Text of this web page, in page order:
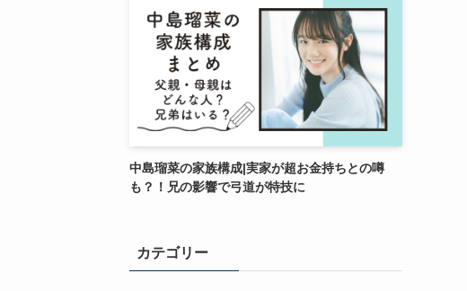
中島瑠菜の家族構成|実家が超お金持ちとの噂
も？！兄の影響で弓道が特技に
カテゴリー